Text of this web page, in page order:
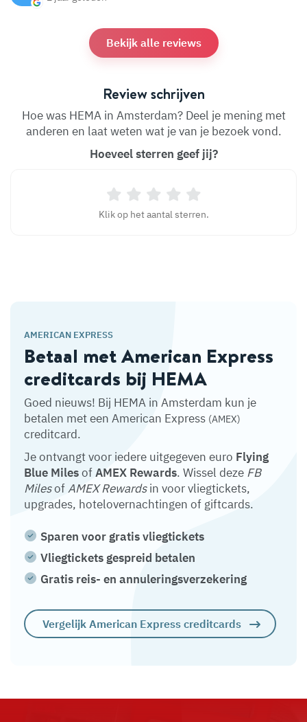
Bekijk alle reviews
Review schrijven
Hoe was HEMA in Amsterdam? Deel je mening met
anderen en laat weten wat je van je bezoek vond.
Hoeveel sterren geef jij?
Klik op het aantal sterren.
AMERICAN EXPRESS
Betaal met American Express
creditcards bij HEMA
Goed nieuws! Bij HEMA in Amsterdam kun je
betalen met een American Express (AMEX)
creditcard.
Je ontvangt voor iedere uitgegeven euro Flying
Blue MilesofAMEX Rewards. Wissel deze FB
MilesofAMEX Rewardsin voor vliegtickets,
upgrades, hotelovernachtingen of giftcards.
Sparen voor gratis vliegtickets
Vliegtickets gespreid betalen
Gratis reis- en annuleringsverzekering
Vergelijk American Express creditcards